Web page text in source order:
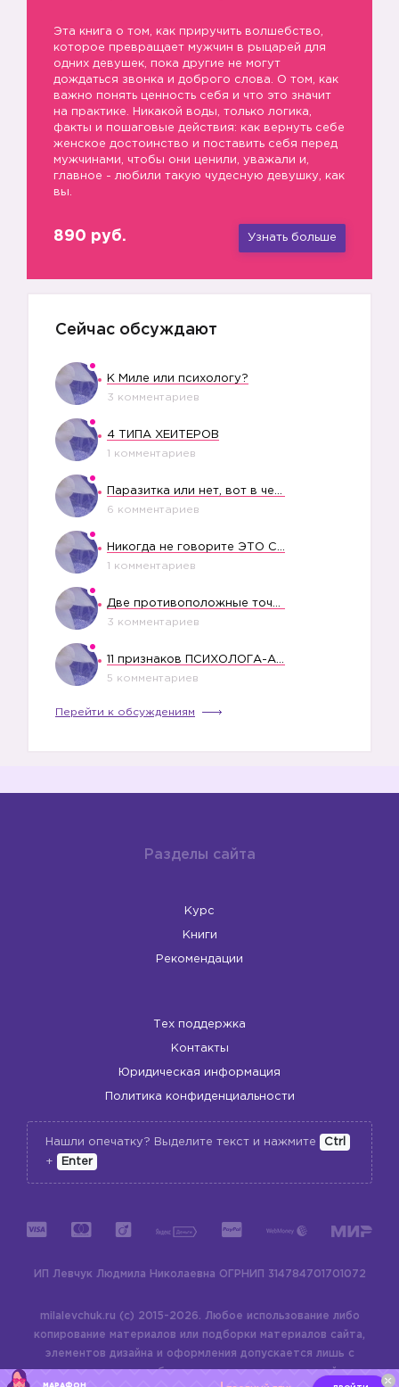
Эта книга о том, как приручить волшебство,
которое превращает мужчин в рыцарей для
одних девушек, пока другие не могут
дождаться звонка и доброго слова. О том, как
важно понять ценность себя и что это значит
на практике. Никакой воды, только логика,
факты и пошаговые действия: как вернуть себе
женское достоинство и поставить себя перед
мужчинами, чтобы они ценили, уважали и,
главное - любили такую чудесную девушку, как
вы.
890 руб. Узнать больше
Сейчас обсуждают
К Миле или психологу?
3 комментариев
4 ТИПА ХЕЙТЕРОВ
1 комментариев
6 комментариев
1 комментариев
3 комментариев
5 комментариев
Перейти к обсуждениям
Разделы сайта
Курс
Книги
Рекомендации
Тех поддержка
Контакты
Юридическая информация
Политика конфиденциальности
Нашли опечатку? Выделите текст и нажмите
Ctrl
+
Enter
ИП Левчук Людмила Николаевна ОГРНИП 314784701701072
milalevchuk.ru (c) 2015-2026.
Любое использование либо
копирование материалов или подборки материалов сайта,
элементов дизайна и оформления допускается лишь с
разрешения правообладателя и только со ссылкой на
МАРАФОН